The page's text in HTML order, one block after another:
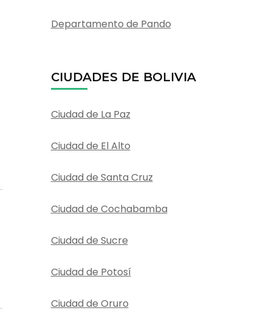
Departamento de Pando
CIUDADES DE BOLIVIA
Ciudad de La Paz
Ciudad de El Alto
Ciudad de Santa Cruz
Ciudad de Cochabamba
Ciudad de Sucre
Ciudad de Potosí
Ciudad de Oruro